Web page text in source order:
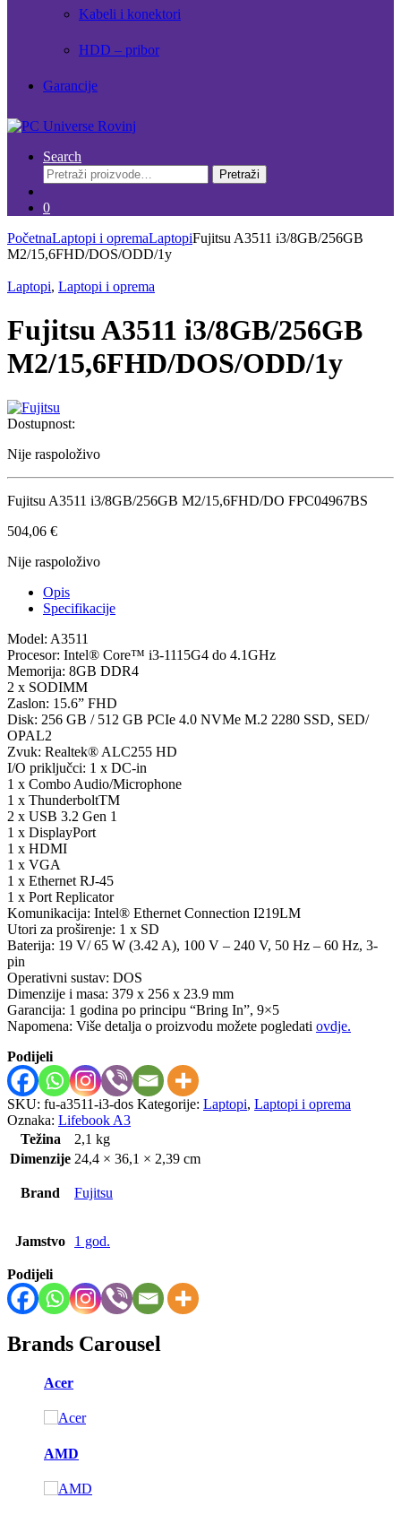
Kabeli i konektori
HDD – pribor
Garancije
Search
Pretraži:
Pretraži
0
PočetnaLaptopi i opremaLaptopiFujitsu A3511 i3/8GB/256GB
M2/15,6FHD/DOS/ODD/1y
Laptopi, Laptopi i oprema
Fujitsu A3511 i3/8GB/256GB
M2/15,6FHD/DOS/ODD/1y
Dostupnost:
Nije raspoloživo
Fujitsu A3511 i3/8GB/256GB M2/15,6FHD/DO FPC04967BS
504,06 €
Nije raspoloživo
Opis
Specifikacije
Model: A3511
Procesor: Intel® Core™ i3-1115G4 do 4.1GHz
Memorija: 8GB DDR4
2 x SODIMM
Zaslon: 15.6” FHD
Disk: 256 GB / 512 GB PCIe 4.0 NVMe M.2 2280 SSD, SED/
OPAL2
Zvuk: Realtek® ALC255 HD
I/O priključci: 1 x DC-in
1 x Combo Audio/Microphone
1 x ThunderboltTM
2 x USB 3.2 Gen 1
1 x DisplayPort
1 x HDMI
1 x VGA
1 x Ethernet RJ-45
1 x Port Replicator
Komunikacija: Intel® Ethernet Connection I219LM
Utori za proširenje: 1 x SD
Baterija: 19 V/ 65 W (3.42 A), 100 V – 240 V, 50 Hz – 60 Hz, 3-
pin
Operativni sustav: DOS
Dimenzije i masa: 379 x 256 x 23.9 mm
Garancija: 1 godina po principu “Bring In”, 9×5
Napomena: Više detalja o proizvodu možete pogledati ovdje.
Podijeli
SKU: fu-a3511-i3-dos Kategorije: Laptopi, Laptopi i oprema
Oznaka: Lifebook A3
Težina
2,1 kg
Dimenzije 24,4 × 36,1 × 2,39 cm
Brand Fujitsu
Jamstvo 1 god.
Podijeli
Brands Carousel
Acer
AMD